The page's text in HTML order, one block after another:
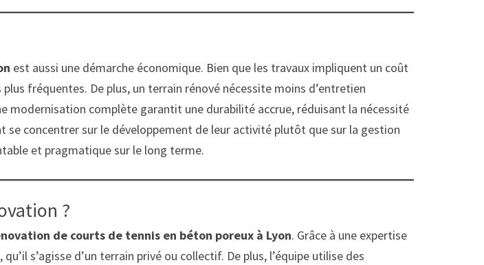
est aussi une démarche économique. Bien que les travaux impliquent un coût
fréquentes. De plus, un terrain rénové nécessite moins d’entretien
modernisation complète garantit une durabilité accrue, réduisant la nécessité
se concentrer sur le développement de leur activité plutôt que sur la gestion
et pragmatique sur le long terme.
?
de courts de tennis en béton poreux à Lyon. Grâce à une expertise
s’agisse d’un terrain privé ou collectif. De plus, l’équipe utilise des